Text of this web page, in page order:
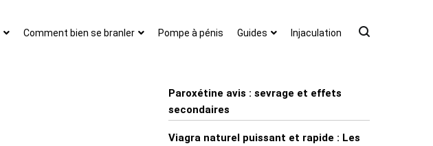
Comment bien se branler Pompe à pénis Guides Injaculation
Paroxétine avis : sevrage et effets
secondaires
Viagra naturel puissant et rapide : Les